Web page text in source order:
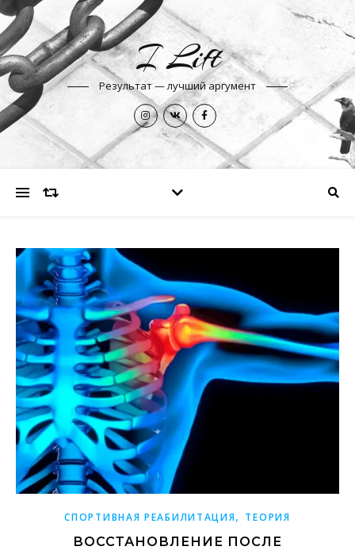
I Lift
Результат — лучший аргумент
СПОРТИВНАЯ РЕАБИЛИТАЦИЯ, ТЕОРИЯ
ВОССТАНОВЛЕНИЕ ПОСЛЕ